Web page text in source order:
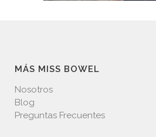
MÁS MISS BOWEL
Nosotros
Blog
Preguntas Frecuentes